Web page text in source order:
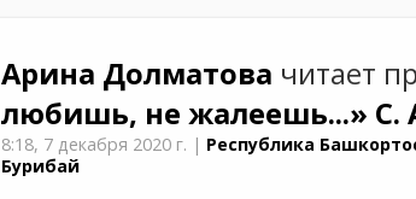
Арина Долматова читает
любишь, не жалеешь...» С.
8:18, 7 декабря 2020 г. | Республика
Бурибай